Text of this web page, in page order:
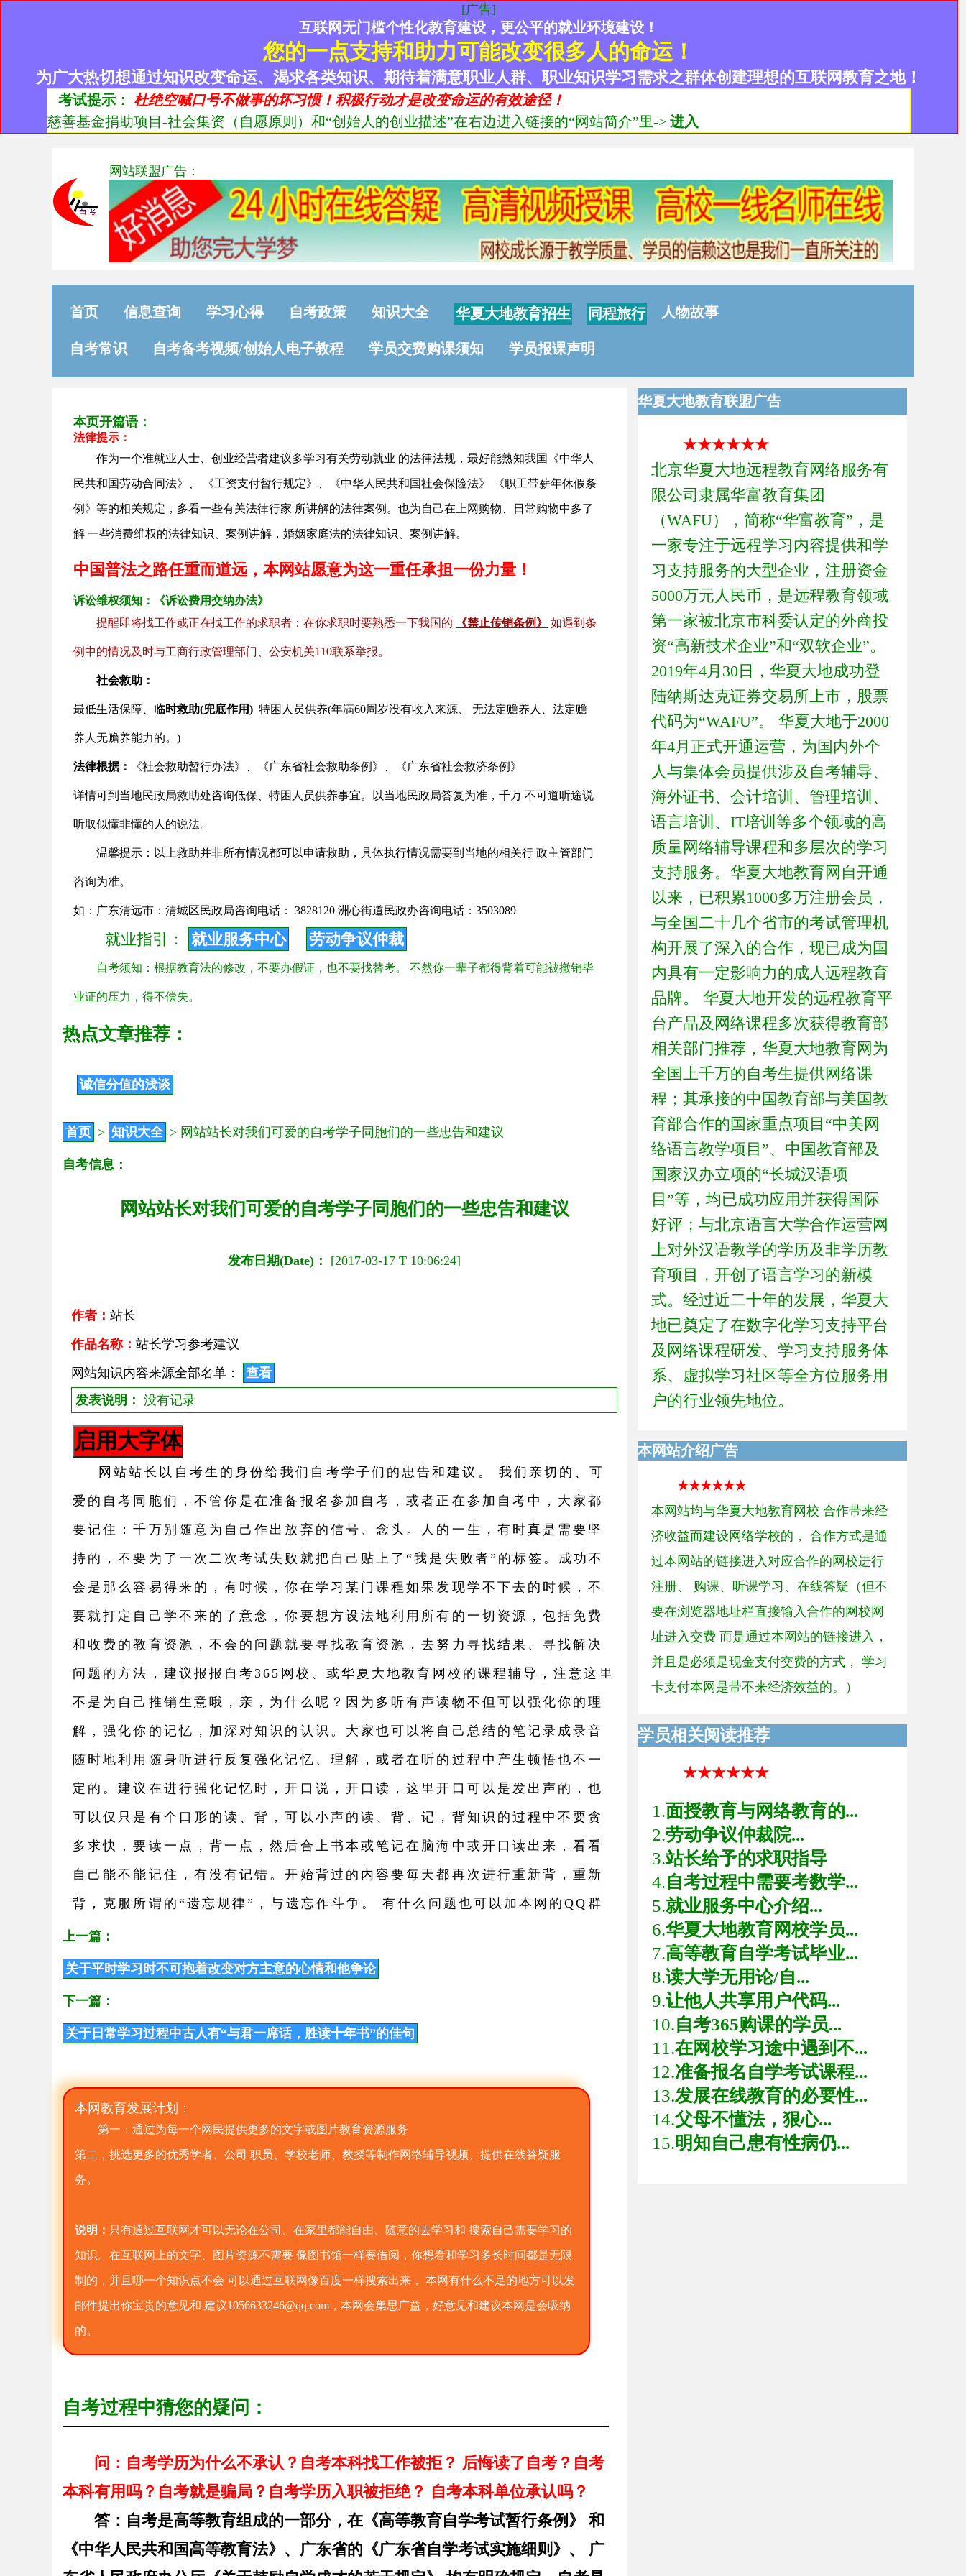
[广告]
互联网无门槛个性化教育建设，更公平的就业环境建设！
您的一点支持和助力可能改变很多人的命运！
为广大热切想通过知识改变命运、渴求各类知识、期待着满意职业人群、职业知识学习需求之群体创建理想的互联网教育之地！
考试提示：
杜绝空喊口号不做事的坏习惯！积极行动才是改变命运的有效途径！
慈善基金捐助项目-社会集资（自愿原则）和“创始人的创业描述”在右边进入链接的“网站简介”里->进入
网站联盟广告：
首页 信息查询 学习心得 自考政策 知识大全 华夏大地教育招生 同程旅行 人物故事
自考常识 自考备考视频/创始人电子教程 学员交费购课须知 学员报课声明
本页开篇语：
法律提示：
作为一个准就业人士、创业经营者建议多学习有关劳动就业 的法律法规，最好能熟知我国《中华人
民共和国劳动合同法》、 《工资支付暂行规定》、《中华人民共和国社会保险法》 《职工带薪年休假条
例》等的相关规定，多看一些有关法律行家 所讲解的法律案例。也为自己在上网购物、日常购物中多了
解 一些消费维权的法律知识、案例讲解，婚姻家庭法的法律知识、案例讲解。
中国普法之路任重而道远，本网站愿意为这一重任承担一份力量！
诉讼维权须知：《诉讼费用交纳办法》
提醒即将找工作或正在找工作的求职者：在你求职时要熟悉一下我国的
《禁止传销条例》 如遇到条
例中的情况及时与工商行政管理部门、公安机关110联系举报。
社会救助：
最低生活保障 临时救助(兜底作用) 特困人员供养(年满60周岁没有收入来源、 无法定赡养人、法定赡
养人无赡养能力的。)
法律根据： 《社会救助暂行办法》、《广东省社会救助条例》、《广东省社会救济条例》
详情可到当地民政局救助处咨询低保、特困人员供养事宜。以当地民政局答复为准，千万 不可道听途说
听取似懂非懂的人的说法。
温馨提示：以上救助并非所有情况都可以申请救助，具体执行情况需要到当地的相关行 政主管部门
咨询为准。
如：广东清远市：清城区民政局咨询电话： 3828120 洲心街道民政办咨询电话：3503089
就业指引： 就业服务中心 劳动争议仲裁
自考须知：根据教育法的修改，不要办假证，也不要找替考。 不然你一辈子都得背着可能被撤销毕
业证的压力，得不偿失。
热点文章推荐：
诚信分值的浅谈
首页 > 知识大全 > 网站站长对我们可爱的自考学子同胞们的一些忠告和建议
自考信息：
网站站长对我们可爱的自考学子同胞们的一些忠告和建议
发布日期(Date)： [2017-03-17 T 10:06:24]
作者： 站长
作品名称： 站长学习参考建议
网站知识内容来源全部名单：
查看
发表说明： 没有记录
网站站长以自考生的身份给我们自考学子们的忠告和建议。 我们亲切的、可
爱的自考同胞们，不管你是在准备报名参加自考，或者正在参加自考中，大家都
要记住：千万别随意为自己作出放弃的信号、念头。人的一生，有时真是需要坚
持的，不要为了一次二次考试失败就把自己贴上了“我是失败者”的标签。成功不
会是那么容易得来的，有时候，你在学习某门课程如果发现学不下去的时候，不
要就打定自己学不来的了意念，你要想方设法地利用所有的一切资源，包括免费
和收费的教育资源，不会的问题就要寻找教育资源，去努力寻找结果、寻找解决
问题的方法，建议报报自考365网校、或华夏大地教育网校的课程辅导，注意这里
不是为自己推销生意哦，亲，为什么呢？因为多听有声读物不但可以强化你的理
解，强化你的记忆，加深对知识的认识。大家也可以将自己总结的笔记录成录音
随时地利用随身听进行反复强化记忆、理解，或者在听的过程中产生顿悟也不一
定的。建议在进行强化记忆时，开口说，开口读，这里开口可以是发出声的，也
可以仅只是有个口形的读、背，可以小声的读、背、记，背知识的过程中不要贪
多求快，要读一点，背一点，然后合上书本或笔记在脑海中或开口读出来，看看
自己能不能记住，有没有记错。开始背过的内容要每天都再次进行重新背，重新
背，克服所谓的“遗忘规律”，与遗忘作斗争。 有什么问题也可以加本网的QQ群
上一篇：
关于平时学习时不可抱着改变对方主意的心情和他争论
下一篇：
关于日常学习过程中古人有“与君一席话，胜读十年书”的佳句
本网教育发展计划：
第一：通过为每一个网民提供更多的文字或图片教育资源服务
第二，挑选更多的优秀学者、公司 职员、学校老师、教授等制作网络辅导视频、提供在线答疑服
务。
说明： 只有通过互联网才可以无论在公司、在家里都能自由、随意的去学习和 搜索自己需要学习的
知识。在互联网上的文字、图片资源不需要 像图书馆一样要借阅，你想看和学习多长时间都是无限
制的，并且哪一个知识点不会 可以通过互联网像百度一样搜索出来， 本网有什么不足的地方可以发
邮件提出你宝贵的意见和 建议1056633246@qq.com，本网会集思广益，好意见和建议本网是会吸纳
的。
自考过程中猜您的疑问：
问：自考学历为什么不承认？自考本科找工作被拒？ 后悔读了自考？自考
本科有用吗？自考就是骗局？自考学历入职被拒绝？ 自考本科单位承认吗？
答： 自考是高等教育组成的一部分，在《高等教育自学考试暂行条例》 和
《中华人民共和国高等教育法》、广东省的《广东省自学考试实施细则》、 广
华夏大地教育联盟广告
★★★★★★
北京华夏大地远程教育网络服务有
限公司隶属华富教育集团
（WAFU），简称“华富教育”，是
一家专注于远程学习内容提供和学
习支持服务的大型企业，注册资金
5000万元人民币，是远程教育领域
第一家被北京市科委认定的外商投
资“高新技术企业”和“双软企业”。
2019年4月30日，华夏大地成功登
陆纳斯达克证券交易所上市，股票
代码为“WAFU”。 华夏大地于2000
年4月正式开通运营，为国内外个
人与集体会员提供涉及自考辅导、
海外证书、会计培训、管理培训、
语言培训、IT培训等多个领域的高
质量网络辅导课程和多层次的学习
支持服务。华夏大地教育网自开通
以来，已积累1000多万注册会员，
与全国二十几个省市的考试管理机
构开展了深入的合作，现已成为国
内具有一定影响力的成人远程教育
品牌。 华夏大地开发的远程教育平
台产品及网络课程多次获得教育部
相关部门推荐，华夏大地教育网为
全国上千万的自考生提供网络课
程；其承接的中国教育部与美国教
育部合作的国家重点项目“中美网
络语言教学项目”、中国教育部及
国家汉办立项的“长城汉语项
目”等，均已成功应用并获得国际
好评；与北京语言大学合作运营网
上对外汉语教学的学历及非学历教
育项目，开创了语言学习的新模
式。经过近二十年的发展，华夏大
地已奠定了在数字化学习支持平台
及网络课程研发、学习支持服务体
系、虚拟学习社区等全方位服务用
户的行业领先地位。
本网站介绍广告
★★★★★★
本网站均与华夏大地教育网校 合作带来经
济收益而建设网络学校的， 合作方式是通
过本网站的链接进入对应合作的网校进行
注册、 购课、听课学习、在线答疑（但不
要在浏览器地址栏直接输入合作的网校网
址进入交费 而是通过本网站的链接进入，
并且是必须是现金支付交费的方式， 学习
卡支付本网是带不来经济效益的。）
学员相关阅读推荐
★★★★★★
1.面授教育与网络教育的...
2.劳动争议仲裁院...
3.站长给予的求职指导
4.自考过程中需要考数学...
5.就业服务中心介绍...
6.华夏大地教育网校学员...
7.高等教育自学考试毕业...
8.读大学无用论/自...
9.让他人共享用户代码...
10.自考365购课的学员...
11.在网校学习途中遇到不...
12.准备报名自学考试课程...
13.发展在线教育的必要性...
14.父母不懂法，狠心...
15.明知自己患有性病仍...